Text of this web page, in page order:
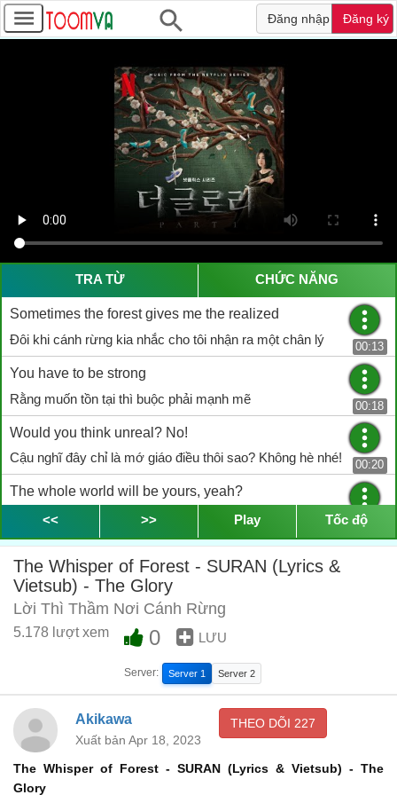
Đăng nhập Đăng ký
TRA TỪ CHỨC NĂNG
Sometimes the forest gives me the realized
Đôi khi cánh rừng kia nhắc cho tôi nhận ra một chân lý
00:13
You have to be strong
Rằng muốn tồn tại thì buộc phải mạnh mẽ
00:18
Would you think unreal? No!
Cậu nghĩ đây chỉ là mớ giáo điều thôi sao? Không hè nhé!
00:20
The whole world will be yours, yeah?
Cả thế giơi này đều sẽ thuộc cậu, nhỉ?
00:23
Feel, take a deep breath
Hít một hơi thật sâu, thả mình vào cảm giác ấy
Listen to their voices
Lắng nghe những tiếng nói ấy mà xem
They believe in you
Những tiếng nói đặt niềm tin nơi cậu
You feel what you feel and your feelings are real, right?
Cậu tự biết cảm xúc của mình thế nào mà, những cảm xúc rất
thật, phải không?
<< >> Play Tốc độ
The Whisper of Forest - SURAN (Lyrics &
Vietsub) - The Glory
Lời Thì Thầm Nơi Cánh Rừng
5.178 lượt xem 0 LƯU
Server: Server 1 Server 2
Akikawa
Xuất bản Apr 18, 2023
THEO DÕI 227
The Whisper of Forest - SURAN (Lyrics & Vietsub) - The
Glory